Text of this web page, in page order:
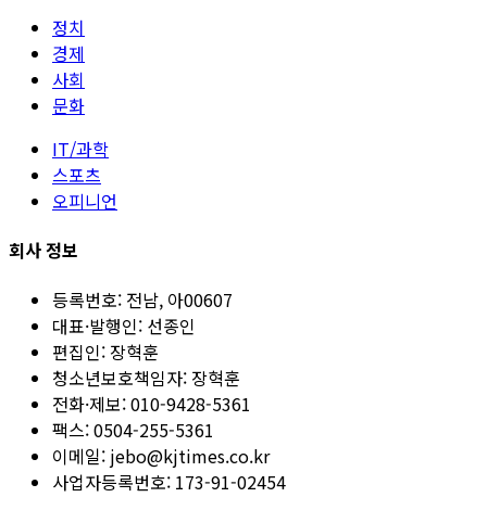
정치
경제
사회
문화
IT/과학
스포츠
오피니언
회사 정보
등록번호: 전남, 아00607
대표·발행인: 선종인
편집인: 장혁훈
청소년보호책임자: 장혁훈
전화·제보:010-9428-5361
팩스:0504-255-5361
이메일: jebo@kjtimes.co.kr
사업자등록번호: 173-91-02454